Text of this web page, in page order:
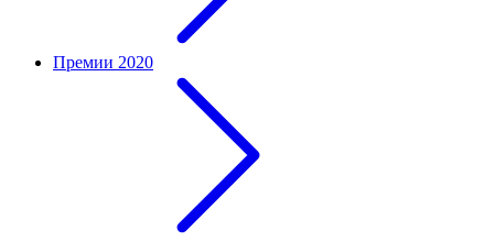
Премии 2020